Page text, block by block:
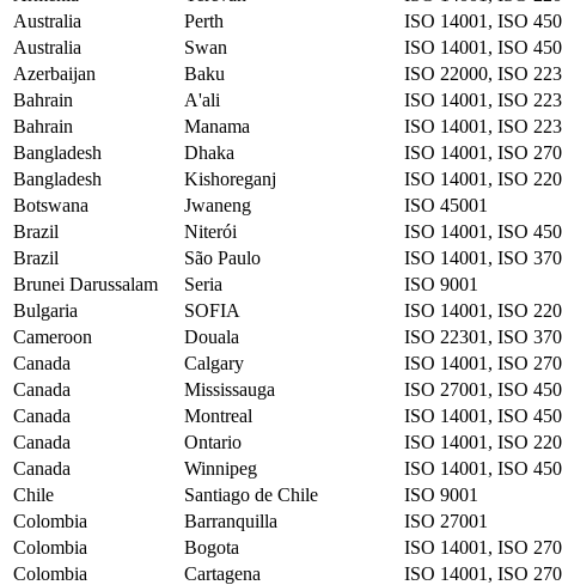
Australia
Perth
ISO 14001, ISO
Australia
Swan
ISO 14001, ISO
Azerbaijan
Baku
ISO 22000, ISO
Bahrain
A'ali
ISO 14001, ISO
Bahrain
Manama
ISO 14001, ISO
Bangladesh
Dhaka
ISO 14001, ISO
Bangladesh
Kishoreganj
ISO 14001, ISO
Botswana
Jwaneng
ISO 45001
Brazil
Niterói
ISO 14001, ISO
Brazil
São Paulo
ISO 14001, ISO
Brunei Darussalam
Seria
ISO 9001
Bulgaria
SOFIA
ISO 14001, ISO
Cameroon
Douala
ISO 22301, ISO
Canada
Calgary
ISO 14001, ISO
Canada
Mississauga
ISO 27001, ISO
Canada
Montreal
ISO 14001, ISO
Canada
Ontario
ISO 14001, ISO
Canada
Winnipeg
ISO 14001, ISO
Chile
Santiago de Chile
ISO 9001
Colombia
Barranquilla
ISO 27001
Colombia
Bogota
ISO 14001, ISO
Colombia
Cartagena
ISO 14001, ISO